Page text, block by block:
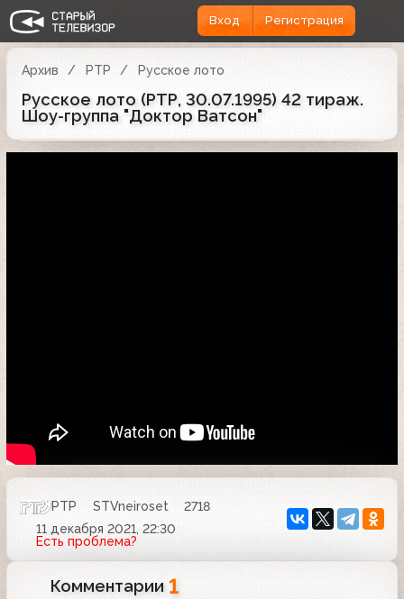
Вход Регистрация
Архив РТР Русское лото
Русское лото (РТР, 30.07.1995) 42 тираж.
Шоу-группа "Доктор Ватсон"
РТР STVneiroset
2718
11 декабря 2021, 22:30
Есть проблема?
Комментарии 1